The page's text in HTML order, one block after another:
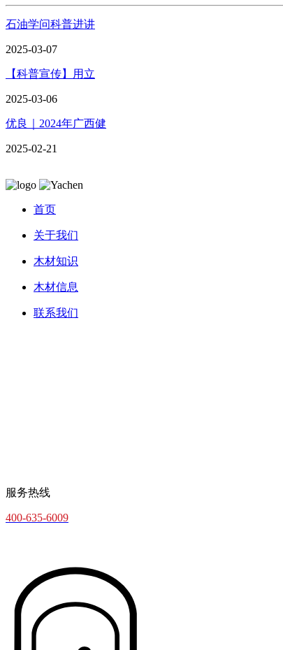
石油学问科普进讲
2025-03-07
【科普宣传】用立
2025-03-06
优良｜2024年广西健
2025-02-21
首页
关于我们
木材知识
木材信息
联系我们
服务热线
400-635-6009